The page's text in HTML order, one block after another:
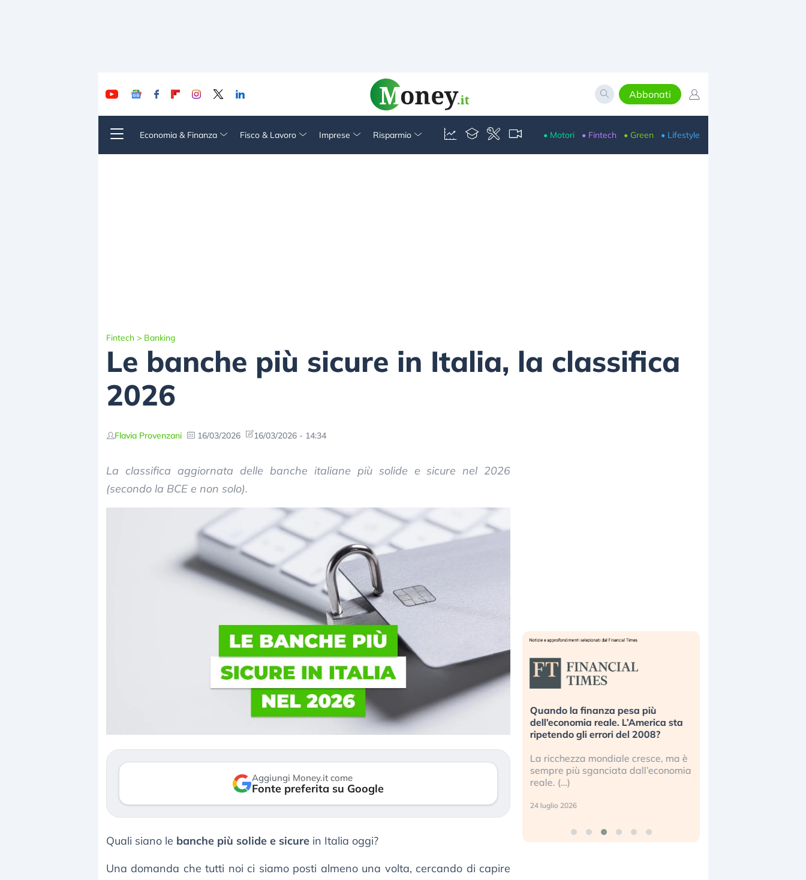
Abbonati
Economia & Finanza Fisco & Lavoro Imprese Risparmio • Motori • Fintech • Green • Lifestyle
Fintech > Banking
Le banche più sicure in Italia, la classifica
2026
Flavia Provenzani 16/03/2026 16/03/2026 - 14:34
La classifica aggiornata delle banche italiane più solide e sicure nel 2026
(secondo la BCE e non solo).
Aggiungi Money.it come
Fonte preferita su Google
Quali siano le banche più solide e sicure in Italia oggi?
Una domanda che tutti noi ci siamo posti almeno una volta, cercando di capire
Dalle valutazioni estreme alla
correzione. Cosa sta guidando il
repricing degli asset?
3 agosto 2026
«La mia vita è rovinata». Investitori
in preda al panico dopo lo scoppio
della bolla AI
Kospi, mentre gli investitori retail (…)
30 luglio 2026
Quando la finanza pesa più
dell’economia reale. L’America sta
ripetendo gli errori del 2008?
La ricchezza mondiale cresce, ma è
sempre più sganciata dall’economia
reale. (…)
24 luglio 2026